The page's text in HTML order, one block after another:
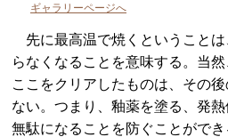
ギャラリーページへ
先に最高温で焼くということ
らなくなることを意味する。当然
ここをクリアしたものは、その
ない。つまり、釉薬を塗る、発
無駄になることを防ぐことができ